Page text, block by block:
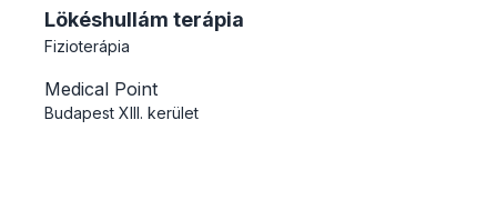
Lökéshullám terápia
Fizioterápia
Medical Point
Budapest XIII. kerület